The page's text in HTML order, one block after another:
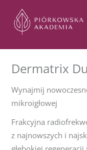
Przejdź
treści
Dermatrix
Wynajmij
mikroigłowej
Frakcyjna
z najnowszych i